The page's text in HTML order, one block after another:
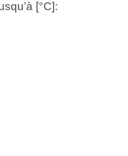
[°C]: